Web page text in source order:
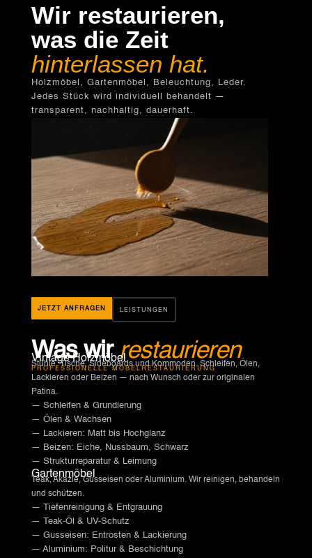
Wir restaurieren,
was die Zeit
hinterlassen hat.
Holzmöbel, Gartenmöbel, Beleuchtung, Leder.
Jedes Stück wird individuell behandelt —
transparent, nachhaltig, dauerhaft.
JETZT ANFRAGEN LEISTUNGEN
PROFESSIONELLE MÖBELRESTAURIERUNG
Was wirrestaurieren
Vintage Holzmöbel
Stühle, Tische, Sideboards und Kommoden. Schleifen, Ölen,
Lackieren oder Beizen — nach Wunsch oder zur originalen
Patina.
— Schleifen & Grundierung
— Ölen & Wachsen
— Lackieren: Matt bis Hochglanz
— Beizen: Eiche, Nussbaum, Schwarz
— Strukturreparatur & Leimung
Gartenmöbel
Teak, Akazie, Gusseisen oder Aluminium. Wir reinigen, behandeln
und schützen.
—
Tiefenreinigung & Entgrauung
—
Teak-Öl & UV-Schutz
— Gusseisen: Entrosten & Lackierung
— Aluminium: Politur & Beschichtung